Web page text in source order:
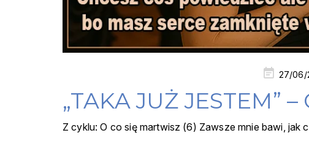
Posted27/06/
„TAKA JUŻ JESTEM”
Z cyklu: O co się martwisz (6) Zawsze mnie bawi, jak